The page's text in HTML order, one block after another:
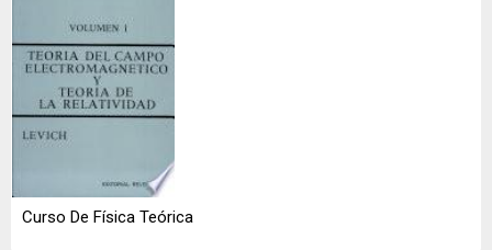
Curso De Física Teórica